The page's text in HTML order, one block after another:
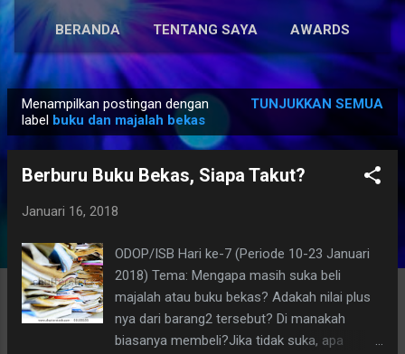
BERANDA TENTANG SAYA AWARDS
ANTOLOGI LAINNYA… KARYA SOLO
o
Menampilkan postingan dengan
label buku dan majalah bekas
TUNJUKKAN SEMUA
Berburu Buku Bekas, Siapa Takut?
Januari 16, 2018
ODOP/ISB Hari ke-7 (Periode 10-23 Januari
2018) Tema: Mengapa masih suka beli
majalah atau buku bekas? Adakah nilai plus
nya dari barang2 tersebut? Di manakah
biasanya membeli?Jika tidak suka, apa